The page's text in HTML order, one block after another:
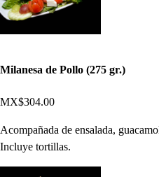
Milanesa de Pollo (275 gr.)
MX$304.00
Acompañada de ensalada,
Incluye tortillas.